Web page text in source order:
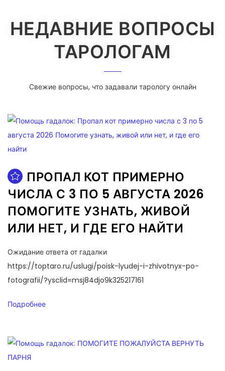
НЕДАВНИЕ ВОПРОСЫ
ТАРОЛОГАМ
Свежие вопросы, что задавали тарологу онлайн
ПРОПАЛ КОТ ПРИМЕРНО
ЧИСЛА С 3 ПО 5 АВГУСТА 2026
ПОМОГИТЕ УЗНАТЬ, ЖИВОЙ
ИЛИ НЕТ, И ГДЕ ЕГО НАЙТИ
Ожидание ответа от гадалки
https://toptaro.ru/uslugi/poisk-lyudej-i-zhivotnyx-po-
fotografii/?ysclid=msj84djo9k325217161
Подробнее